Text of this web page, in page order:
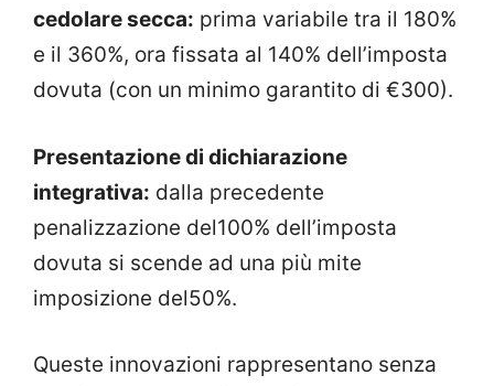
cedolare secca: prima variabile tra il 180%
e il 360%, ora fissata al 140% dell’imposta
dovuta (con un minimo garantito di €300).
Presentazione di dichiarazione
integrativa: dalla precedente
penalizzazione del100% dell’imposta
dovuta si scende ad una più mite
imposizione del50%.
Queste innovazioni rappresentano senza